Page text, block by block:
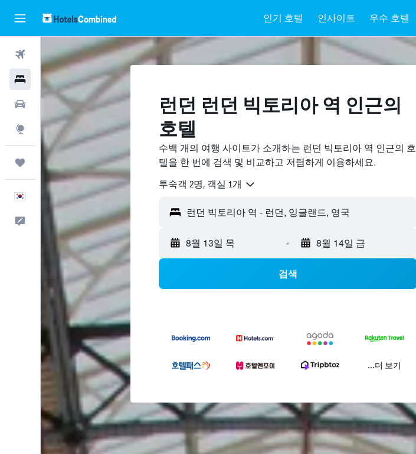
인기 호텔 인사이트 우수 호텔
항공권
호텔
렌터카
둘러보기
마이트립
한국어
피드백
런던 런던 빅토리아 역 ​인근의
호텔
수백 개의 여행 사이트가 소개하는 런던 빅토리아 역 인근의 호
텔을 한 번에 검색 및 비교하고 저렴하게 이용하세요.
​투숙객 2​명, ​객실 1개
런던 빅토리아 역 - 런던, 잉글랜드, 영국
8월 13일 목 - 8월 14일 금
검색
...더 보기